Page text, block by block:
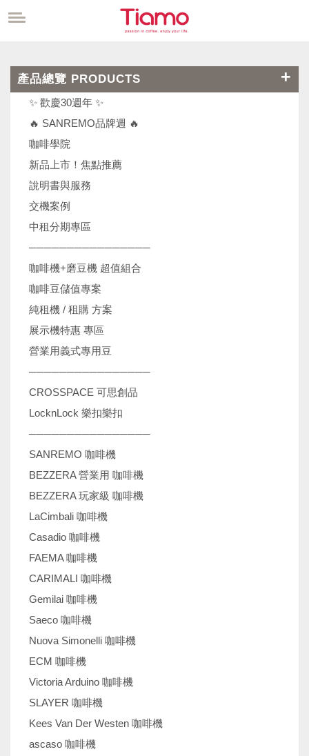
產品總覽 PRODUCTS
✨ 歡慶30週年 ✨
🔥 SANREMO品牌週 🔥
咖啡學院
新品上市！焦點推薦
說明書與服務
交機案例
中租分期專區
────────────────
咖啡機+磨豆機 超值組合
咖啡豆儲值專案
純租機 / 租購 方案
展示機特惠 專區
營業用義式專用豆
────────────────
CROSSPACE 可思創品
LocknLock 樂扣樂扣
────────────────
SANREMO 咖啡機
BEZZERA 營業用 咖啡機
BEZZERA 玩家級 咖啡機
LaCimbali 咖啡機
Casadio 咖啡機
FAEMA 咖啡機
CARIMALI 咖啡機
Gemilai 咖啡機
Saeco 咖啡機
Nuova Simonelli 咖啡機
ECM 咖啡機
Victoria Arduino 咖啡機
SLAYER 咖啡機
Kees Van Der Westen 咖啡機
ascaso 咖啡機